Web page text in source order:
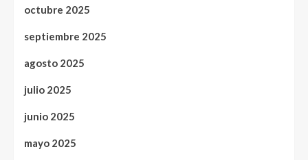
octubre 2025
septiembre 2025
agosto 2025
julio 2025
junio 2025
mayo 2025